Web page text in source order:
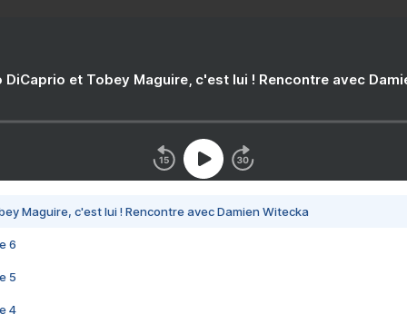
DiCaprio et Tobey Maguire, c'est lui ! Rencontre avec
Maguire, c'est lui ! Rencontre avec Damien Witecka
6
5
4